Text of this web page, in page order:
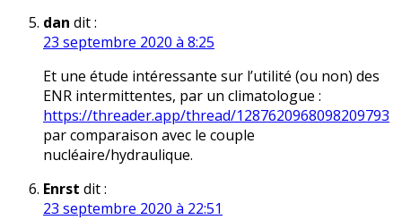
dan dit :
23 septembre 2020 à 8:25
Et une étude intéressante sur l’utilité (ou non) des
ENR intermittentes, par un climatologue :
https://threader.app/thread/1287620968098209793
par comparaison avec le couple
nucléaire/hydraulique.
Enrst dit :
23 septembre 2020 à 22:51